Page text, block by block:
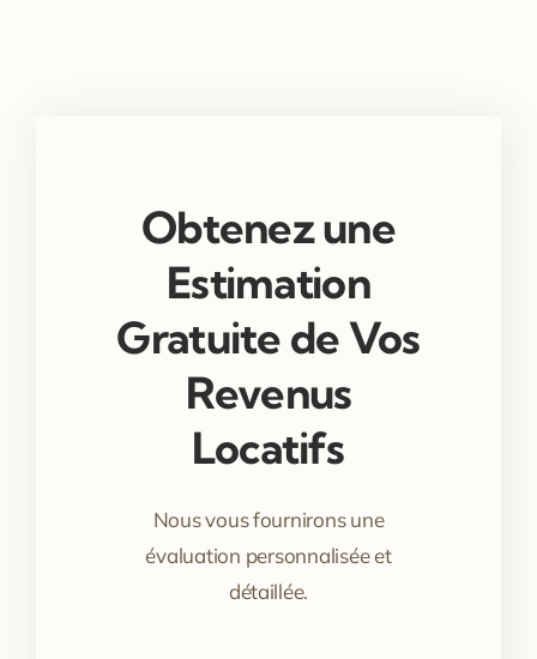
Obtenez une
Estimation
Gratuite de Vos
Revenus
Locatifs
Nous vous fournirons une
évaluation personnalisée et
détaillée.